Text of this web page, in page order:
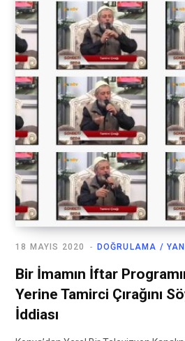
DOĞRULAMA /
18 MAYIS 2020
Bir İmamın İftar
Yerine Tamirci Çırağını
İddiası